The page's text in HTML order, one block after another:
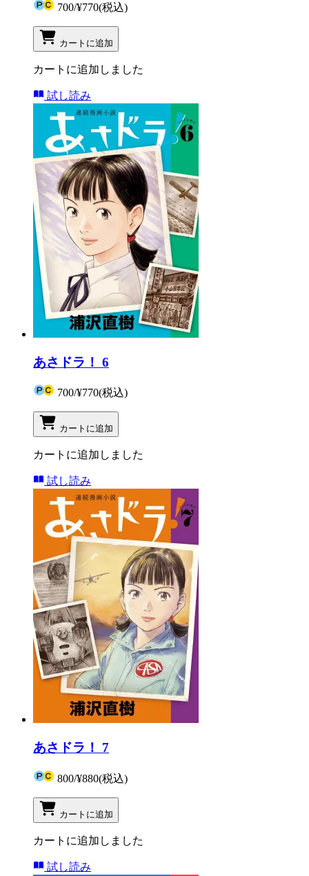
700/¥770(税込)
カートに追加
カートに追加しました
試し読み
あさドラ！ 6
700/¥770(税込)
カートに追加
カートに追加しました
試し読み
あさドラ！ 7
800/¥880(税込)
カートに追加
カートに追加しました
試し読み